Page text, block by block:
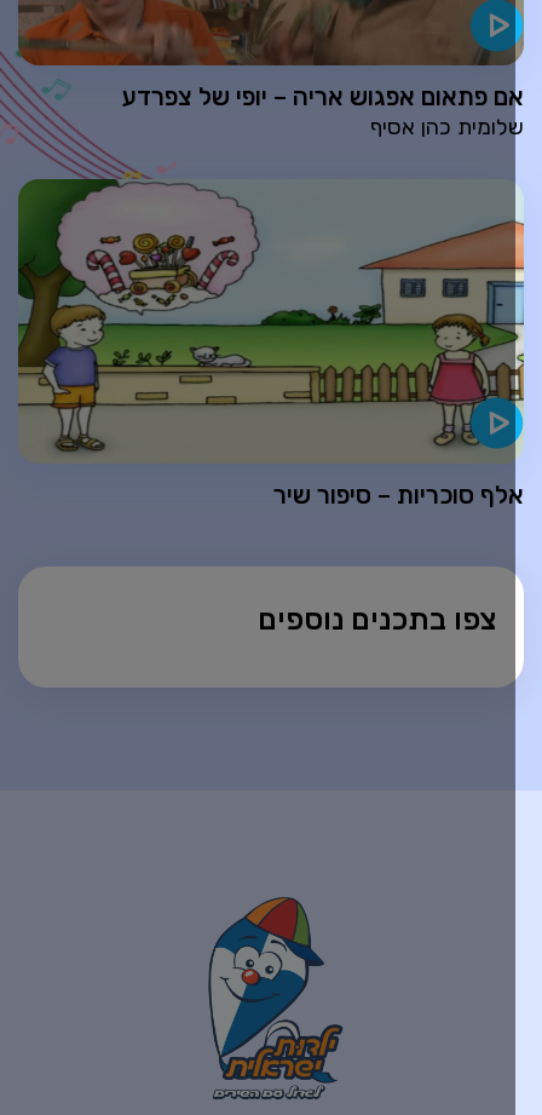
צפו בתכנים נוספים
פתאום אפגוש אריה – יופי של צפרדע
כהן אסיף
סוכריות – סיפור שיר